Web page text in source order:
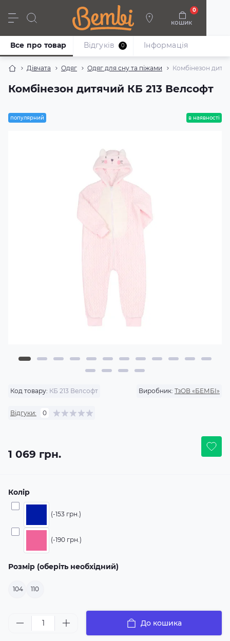
кошик
0
Дівчата Хлопці Немовлята Взуття
Дівчата Одяг Одяг для сну та піжами Комбінезон
Комбінезон дитячий КБ 213 Велсофт
Все про товар Відгуків 0 Iнформація
популярний в наявності
Код товару: КБ 213 Велсофт Виробник: ТзОВ «БЕМБІ»
Відгуки: 0
1 069 грн.
Колір
(-153 грн.)
(-190 грн.)
Розмір (оберіть необхідний)
104 110
До кошика